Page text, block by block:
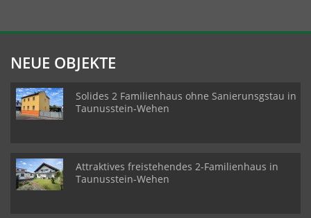
NEUE OBJEKTE
Solides 2 Familienhaus ohne Sanierunsgstau in
Taunusstein-Wehen
Attraktives freistehendes 2-Familienhaus in
Taunusstein-Wehen